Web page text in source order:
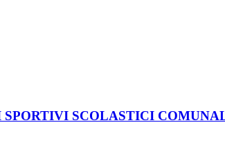
SCOLASTICI